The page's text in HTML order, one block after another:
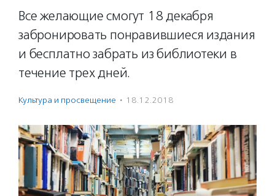
Все желающие смогут 18 декабря
забронировать понравившиеся издания
и бесплатно забрать из библиотеки в
течение трех дней.
Культура и просвещение · 18.12.2018